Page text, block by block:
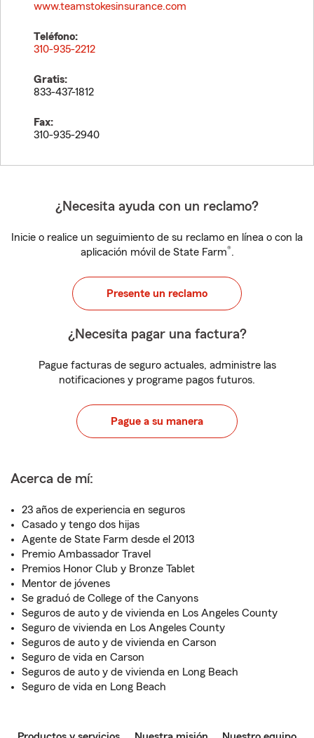
www.teamstokesinsurance.com
Teléfono:
310-935-2212
Gratis:
833-437-1812
Fax:
310-935-2940
¿Necesita ayuda con un reclamo?
Inicie o realice un seguimiento de su reclamo en línea o con la
aplicación móvil de State Farm®.
Presente un reclamo
¿Necesita pagar una factura?
Pague facturas de seguro actuales, administre las
notificaciones y programe pagos futuros.
Pague a su manera
Acerca de mí:
23 años de experiencia en seguros
Casado y tengo dos hijas
Agente de State Farm desde el 2013
Premio Ambassador Travel
Premios Honor Club y Bronze Tablet
Mentor de jóvenes
Se graduó de College of the Canyons
Seguros de auto y de vivienda en Los Angeles County
Seguro de vivienda en Los Angeles County
Seguros de auto y de vivienda en Carson
Seguro de vida en Carson
Seguros de auto y de vivienda en Long Beach
Seguro de vida en Long Beach